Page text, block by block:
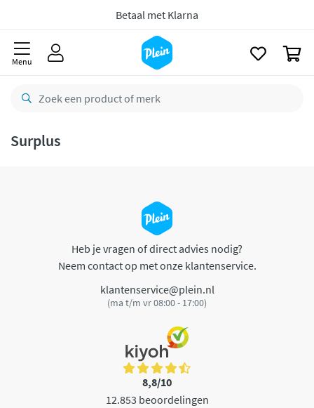
Betaal met Klarna
Menu
Surplus
Heb je vragen of direct advies nodig?
Neem contact op met onze klantenservice.
klantenservice@plein.nl
(ma t/m vr 08:00 - 17:00)
8,8/10
12.853 beoordelingen